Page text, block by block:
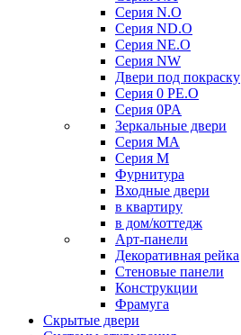
Серия N.O
Серия ND.O
Серия NE.O
Серия NW
Двери под покраску
Серия 0 PE.O
Серия 0PA
Зеркальные двери
Серия MA
Серия M
Фурнитура
Входные двери
в квартиру
в дом/коттедж
Арт-панели
Декоративная рейка
Стеновые панели
Конструкции
Фрамуга
Скрытые двери